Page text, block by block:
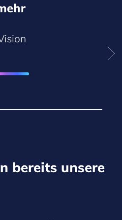
bereits unsere